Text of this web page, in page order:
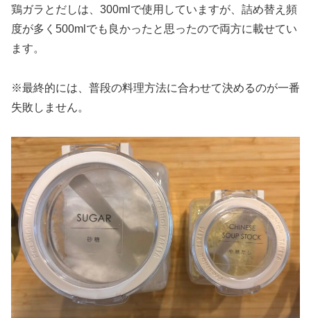
鶏ガラとだしは、300mlで使用していますが、詰め替え頻
度が多く500mlでも良かったと思ったので両方に載せてい
ます。
※最終的には、普段の料理方法に合わせて決めるのが一番
失敗しません。